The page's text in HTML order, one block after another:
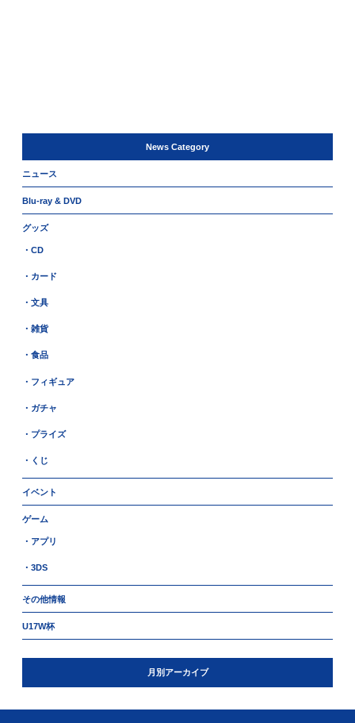
News Category
ニュース
Blu-ray & DVD
グッズ
・CD
・カード
・文具
・雑貨
・食品
・フィギュア
・ガチャ
・プライズ
・くじ
イベント
ゲーム
・アプリ
・3DS
その他情報
U17W杯
月別アーカイブ